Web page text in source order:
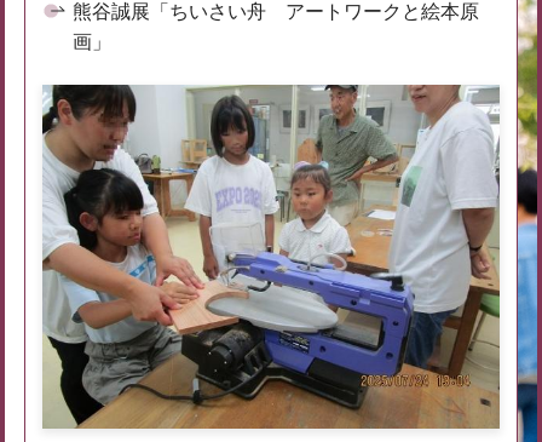
熊谷誠展「ちいさい舟 アートワークと絵本原
画」